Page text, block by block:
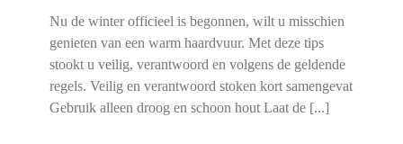
Nu de winter officieel is begonnen, wilt u misschien
genieten van een warm haardvuur. Met deze tips
stookt u veilig, verantwoord en volgens de geldende
regels. Veilig en verantwoord stoken kort samengevat
Gebruik alleen droog en schoon hout Laat de [...]